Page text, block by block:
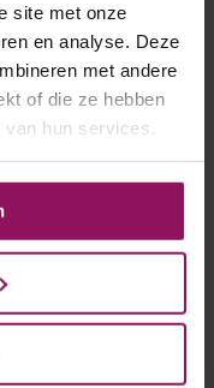
site met onze
en analyse. Deze
met andere
of die ze hebben
hun services.